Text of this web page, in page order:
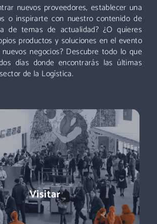
nuevos proveedores, establecer una
o inspirarte con nuestro contenido de
de temas de actualidad? ¿O quieres
productos y soluciones en el evento
negocios? Descubre todo lo que
días donde encontrarás las últimas
de la Logística.
Visitar
no puedes perderte: miles de profesionales
año a Logistics & Automation, no te quedes
nuevos proveedores, descubre todas las áreas
y asiste a las mejores conferencias!
Descubre más
Exponer
es la feria líder en España, el evento
para conocer a los decisores de compras:
logística, directores de compras, responsables
… + de 11.000 profesionales para impulsar tu